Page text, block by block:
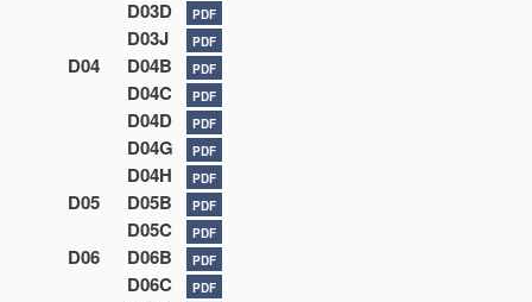
D03D PDF
D03J PDF
D04 D04B PDF
D04C PDF
D04D PDF
D04G PDF
D04H PDF
D05 D05B PDF
D05C PDF
D06 D06B PDF
D06C PDF